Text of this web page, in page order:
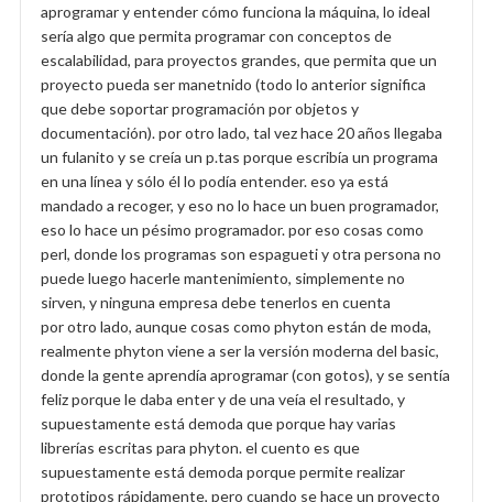
aprogramar y entender cómo funciona la máquina, lo ideal
sería algo que permita programar con conceptos de
escalabilidad, para proyectos grandes, que permita que un
proyecto pueda ser manetnido (todo lo anterior significa
que debe soportar programación por objetos y
documentación). por otro lado, tal vez hace 20 años llegaba
un fulanito y se creía un p.tas porque escribía un programa
en una línea y sólo él lo podía entender. eso ya está
mandado a recoger, y eso no lo hace un buen programador,
eso lo hace un pésimo programador. por eso cosas como
perl, donde los programas son espagueti y otra persona no
puede luego hacerle mantenimiento, simplemente no
sirven, y ninguna empresa debe tenerlos en cuenta
por otro lado, aunque cosas como phyton están de moda,
realmente phyton viene a ser la versión moderna del basic,
donde la gente aprendía aprogramar (con gotos), y se sentía
feliz porque le daba enter y de una veía el resultado, y
supuestamente está demoda que porque hay varias
librerías escritas para phyton. el cuento es que
supuestamente está demoda porque permite realizar
prototipos rápidamente, pero cuando se hace un proyecto